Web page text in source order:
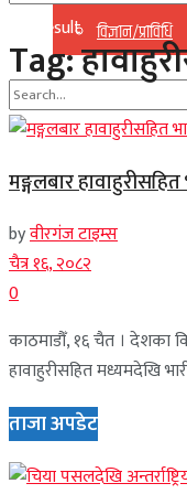
विज्ञान/प्राविधि
No Result
View All Result
No Result
View All Result
Tag:
मङ्गलबार
byवीरगंज टाइम्स
चैत्र १६, २०८२
0
काठमाडौँ, १६ चैत । देशका
हावाहुरीसहित मध्यमदेखि
ताजा अपडेट